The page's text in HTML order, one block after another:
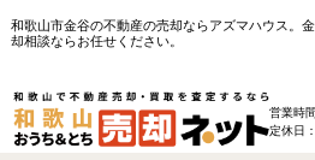
和歌山市金谷の不動産の売却ならアズマハウス。
却相談ならお任せください。
営業時
定休日